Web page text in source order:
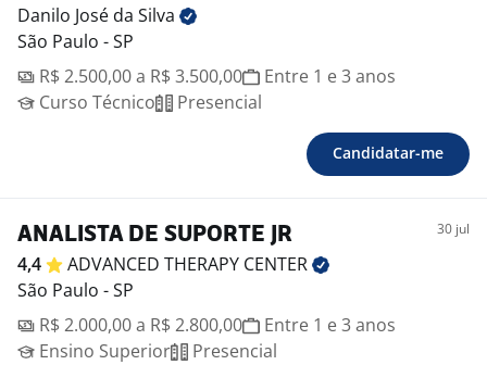
Danilo José da Silva
São Paulo - SP
R$ 2.500,00 a R$ 3.500,00
Entre 1 e 3 anos
Curso Técnico
Presencial
Candidatar-me
ANALISTA DE SUPORTE JR 30 jul
4,4 ADVANCED THERAPY CENTER
São Paulo - SP
R$ 2.000,00 a R$ 2.800,00
Entre 1 e 3 anos
Ensino Superior
Presencial